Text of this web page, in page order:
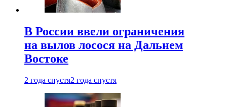
В России ввели ограничения
на вылов лосося на Дальнем
Востоке
2 года спустя2 года спустя